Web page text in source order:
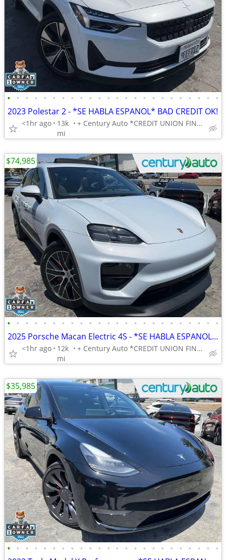
• • • • • • • • • • • • • • • • • • • • • • • •
2023 Polestar 2 - *SE HABLA ESPANOL* BAD CREDIT OK!
<1hr ago
13k
mi
+ Century Auto *CREDIT UNION FINANCING AVAILABLE!*
• • • • • • • • • • • • • • • • • • • • • • • •
2025 Porsche Macan Electric 4S - *SE HABLA ESPANOL* BAD CREDIT OK!
<1hr ago
12k
mi
+ Century Auto *CREDIT UNION FINANCING AVAILABLE!*
$74,985
• • • • • • • • • • • • • • • • • • • • • • • •
$35,985